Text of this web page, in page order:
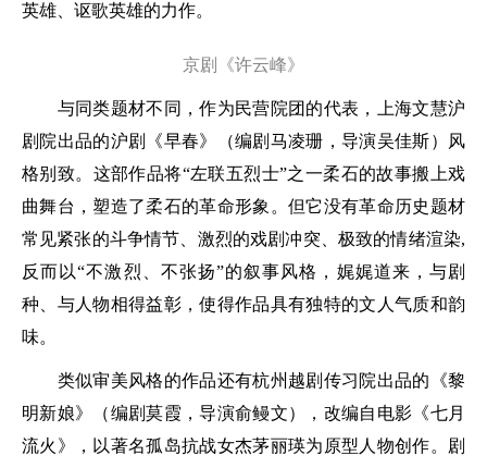
英雄、讴歌英雄的力作。
京剧《许云峰》
与同类题材不同，作为民营院团的代表，上海文慧沪
剧院出品的沪剧《早春》（编剧马凌珊，导演吴佳斯）风
格别致。这部作品将“左联五烈士”之一柔石的故事搬上戏
曲舞台，塑造了柔石的革命形象。但它没有革命历史题材
常见紧张的斗争情节、激烈的戏剧冲突、极致的情绪渲染,
反而以“不激烈、不张扬”的叙事风格，娓娓道来，与剧
种、与人物相得益彰，使得作品具有独特的文人气质和韵
味。
类似审美风格的作品还有杭州越剧传习院出品的《黎
明新娘》（编剧莫霞，导演俞鳗文），改编自电影《七月
流火》，以著名孤岛抗战女杰茅丽瑛为原型人物创作。剧